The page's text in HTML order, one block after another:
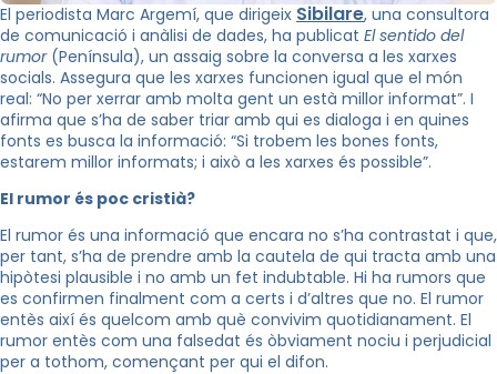
El periodista Marc Argemí, que dirigeix Sibilare, una consultora
de comunicació i anàlisi de dades, ha publicat El sentido del
rumor(Península), un assaig sobre la conversa a les xarxes
socials. Assegura que les xarxes funcionen igual que el món
real: “No per xerrar amb molta gent un està millor informat”. I
afirma que s’ha de saber triar amb qui es dialoga i en quines
fonts es busca la informació: “Si trobem les bones fonts,
estarem millor informats; i això a les xarxes és possible”.
El rumor és poc cristià?
El rumor és una informació que encara no s’ha contrastat i que,
per tant, s’ha de prendre amb la cautela de qui tracta amb una
hipòtesi plausible i no amb un fet indubtable. Hi ha rumors que
es confirmen finalment com a certs i d’altres que no. El rumor
entès així és quelcom amb què convivim quotidianament. El
rumor entès com una falsedat és òbviament nociu i perjudicial
per a tothom, començant per qui el difon.